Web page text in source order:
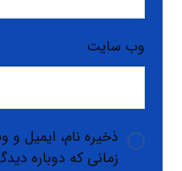
وب‌ سایت
ذخیره نام، ایمیل و
زمانی که دوباره